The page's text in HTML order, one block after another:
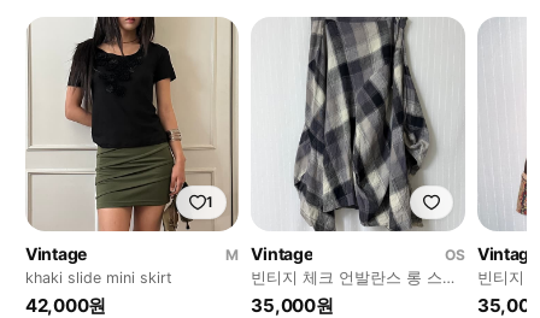
1
Vintage
M
khaki slide mini skirt
42,000원
Vintage
OS
빈티지 체크 언발란스 롱 스커
트
35,000원
Vintage
빈티지
스커트